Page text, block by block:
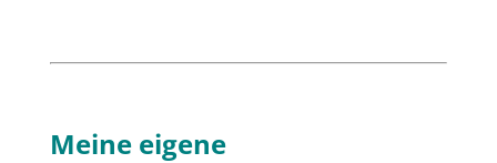
Meine eigene